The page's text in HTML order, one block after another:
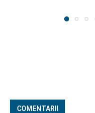
COMENTARII